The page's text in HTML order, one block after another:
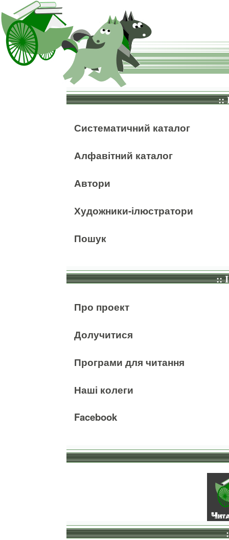
::
Систематичний каталог
Алфавітний каталог
Автори
Художники-ілюстратори
Пошук
::
Про проект
Долучитися
Програми для читання
Наші колеги
Facebook